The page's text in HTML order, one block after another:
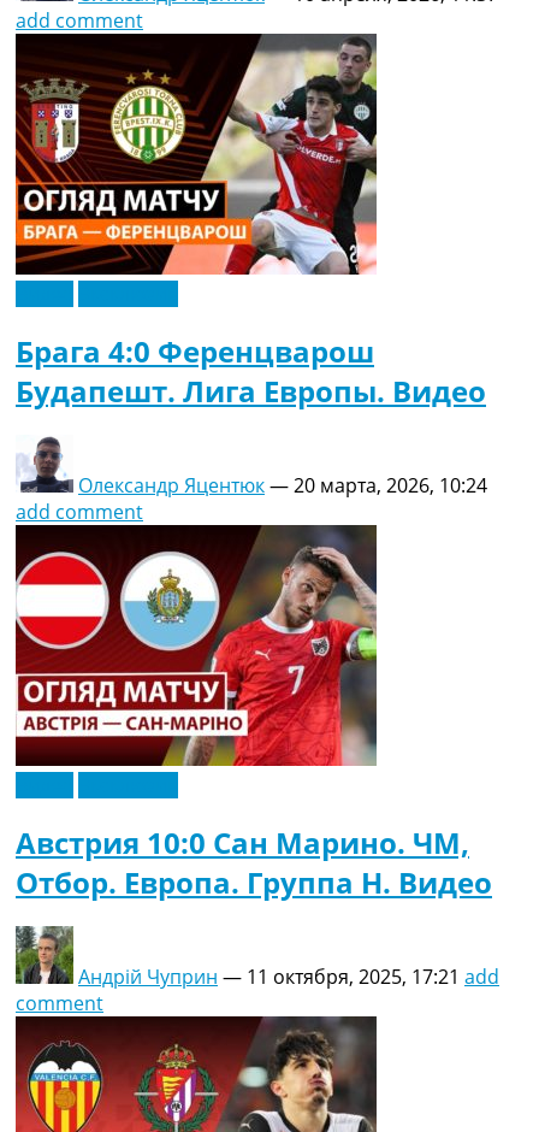
add comment
Брага 4:0 Ференцварош
Будапешт. Лига Европы. Видео
Олександр Яцентюк—20 марта, 2026, 10:24
add comment
Австрия 10:0 Сан Марино. ЧМ,
Отбор. Европа. Группа H. Видео
Андрій Чуприн — 11 октября, 2025, 17:21 add
comment